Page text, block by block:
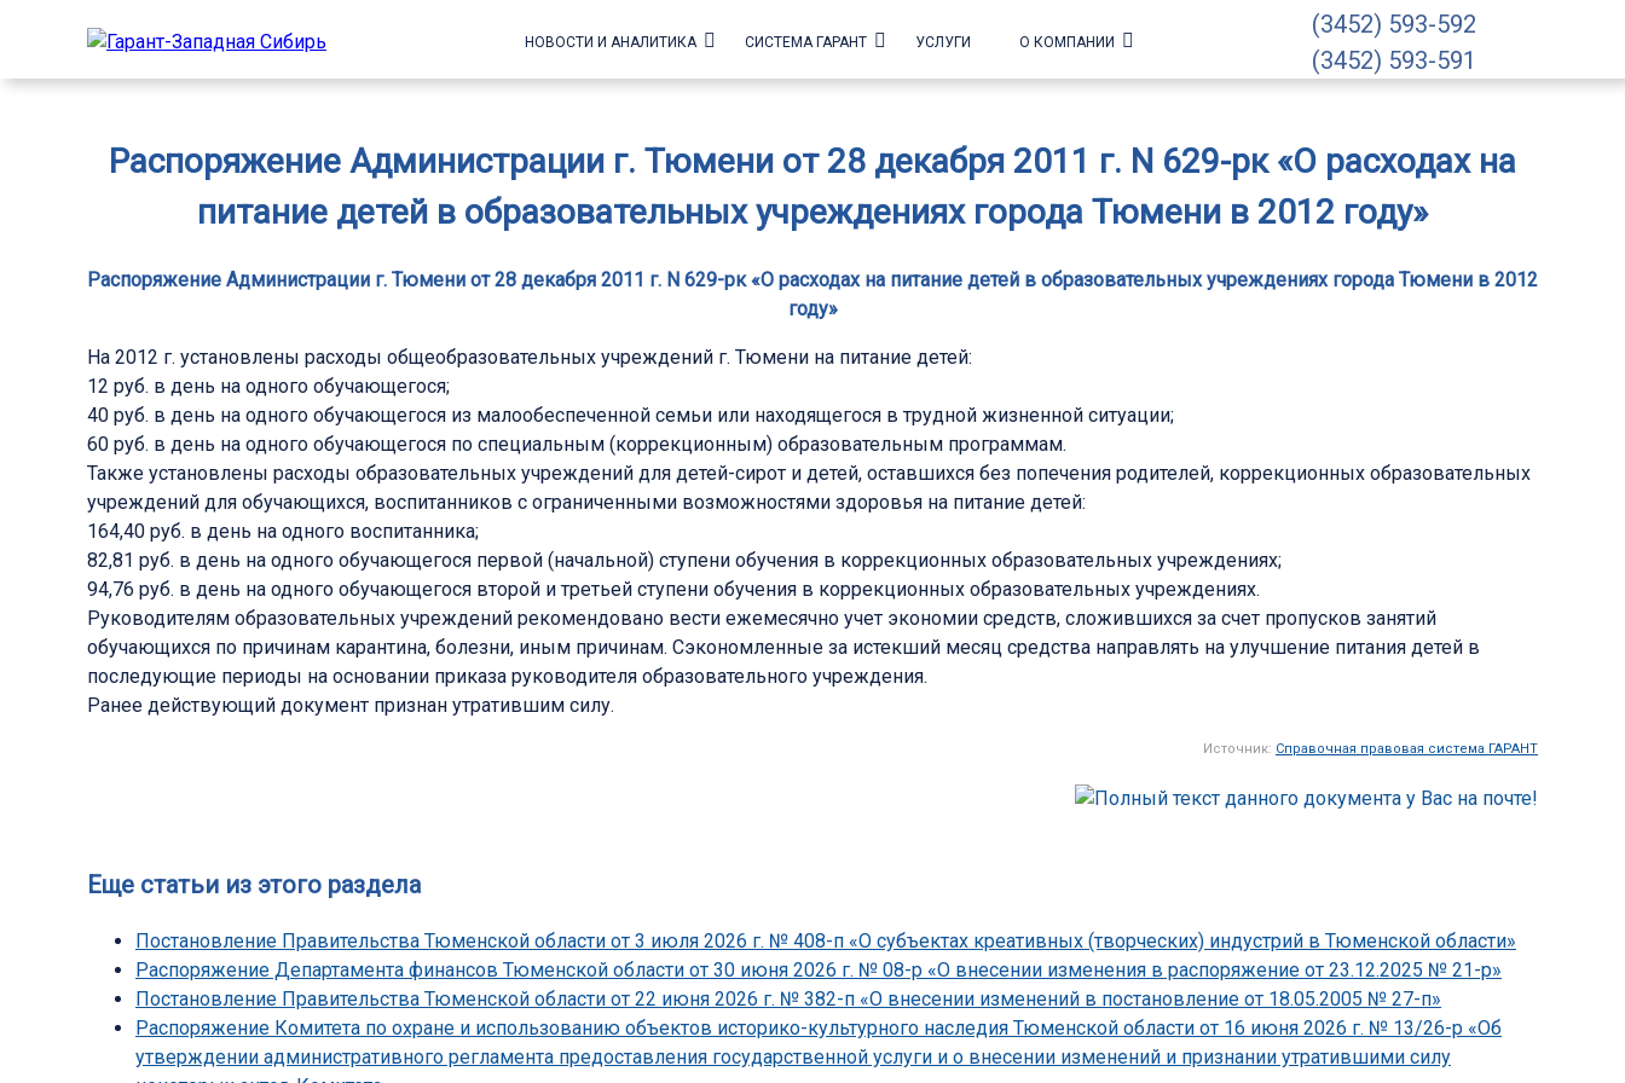
НОВОСТИ И АНАЛИТИКА СИСТЕМА ГАРАНТ УСЛУГИ О КОМПАНИИ
(3452) 593-592
(3452) 593-591
Распоряжение Администрации г. Тюмени от 28 декабря 2011 г. N 629-рк «О расходах на
питание детей в образовательных учреждениях города Тюмени в 2012 году»
Распоряжение Администрации г. Тюмени от 28 декабря 2011 г. N 629-рк «О расходах на питание детей в образовательных учреждениях города Тюмени в 2012
году»
На 2012 г. установлены расходы общеобразовательных учреждений г. Тюмени на питание детей:
12 руб. в день на одного обучающегося;
40 руб. в день на одного обучающегося из малообеспеченной семьи или находящегося в трудной жизненной ситуации;
60 руб. в день на одного обучающегося по специальным (коррекционным) образовательным программам.
Также установлены расходы образовательных учреждений для детей-сирот и детей, оставшихся без попечения родителей, коррекционных образовательных
учреждений для обучающихся, воспитанников с ограниченными возможностями здоровья на питание детей:
164,40 руб. в день на одного воспитанника;
82,81 руб. в день на одного обучающегося первой (начальной) ступени обучения в коррекционных образовательных учреждениях;
94,76 руб. в день на одного обучающегося второй и третьей ступени обучения в коррекционных образовательных учреждениях.
Руководителям образовательных учреждений рекомендовано вести ежемесячно учет экономии средств, сложившихся за счет пропусков занятий
обучающихся по причинам карантина, болезни, иным причинам. Сэкономленные за истекший месяц средства направлять на улучшение питания детей в
последующие периоды на основании приказа руководителя образовательного учреждения.
Ранее действующий документ признан утратившим силу.
Источник: Справочная правовая система ГАРАНТ
Еще статьи из этого раздела
Постановление Правительства Тюменской области от 3 июля 2026 г. № 408-п «О субъектах креативных (творческих) индустрий в Тюменской области»
Распоряжение Департамента финансов Тюменской области от 30 июня 2026 г. № 08-р «О внесении изменения в распоряжение от 23.12.2025 № 21-р»
Постановление Правительства Тюменской области от 22 июня 2026 г. № 382-п «О внесении изменений в постановление от 18.05.2005 № 27-п»
Распоряжение Комитета по охране и использованию объектов историко-культурного наследия Тюменской области от 16 июня 2026 г. № 13/26-р «Об
утверждении административного регламента предоставления государственной услуги и о внесении изменений и признании утратившими силу